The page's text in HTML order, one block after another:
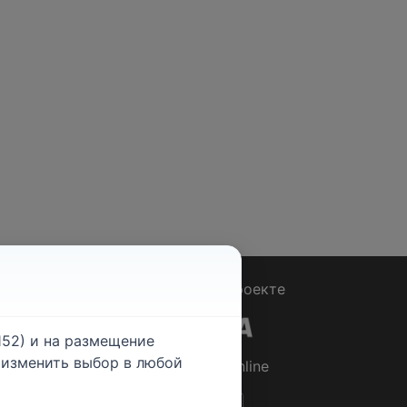
О проекте
© 2026Rabotniki.online
и на размещение
выбор в любой